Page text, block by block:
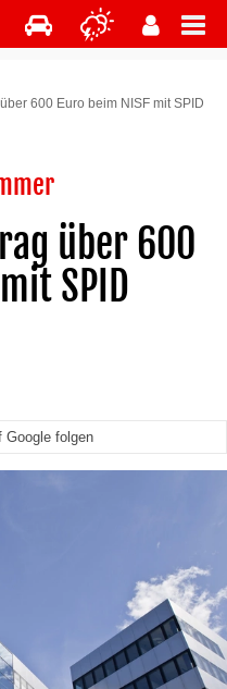
600 Euro beim NISF mit SPID
über 600
SPID
Google folgen